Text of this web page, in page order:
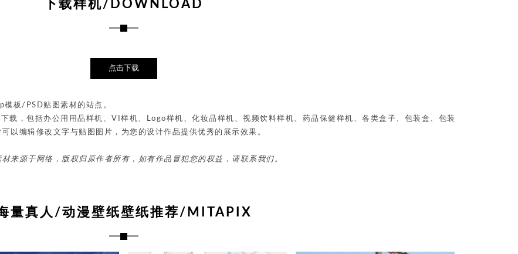
下载样机/DOWNLOAD
点击下载
板/PSD贴图素材的站点。
，包括办公用用品样机、VI样机、Logo样机、化妆品样机、视频饮料样机、药品保健样机、各类盒子、包装盒、包装
以编辑修改文字与贴图图片，为您的设计作品提供优秀的展示效果。
来源于网络，版权归原作者所有，如有作品冒犯您的权益，请联系我们。
量真人/动漫壁纸壁纸推荐/MITAPIX